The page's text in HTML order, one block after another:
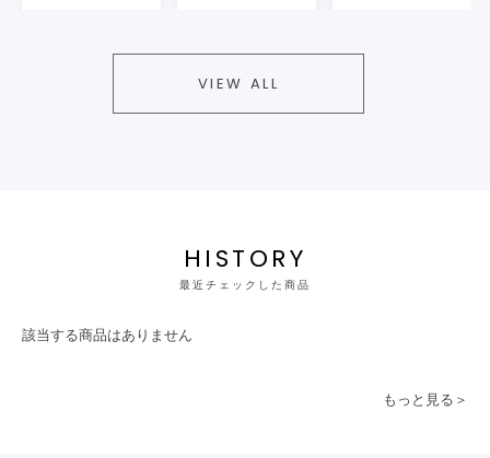
VIEW ALL
HISTORY
最近チェックした商品
該当する商品はありません
もっと見る＞